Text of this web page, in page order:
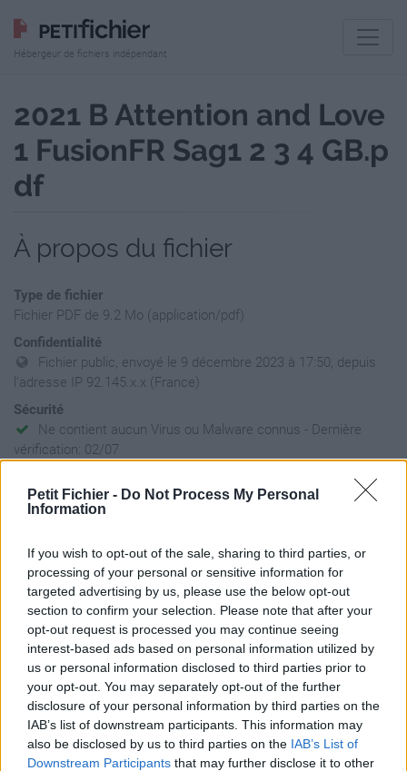
Petit Fichier - Do Not Process My Personal
Information
If you wish to opt-out of the sale, sharing to third parties, or
processing of your personal or sensitive information for
targeted advertising by us, please use the below opt-out
section to confirm your selection. Please note that after your
opt-out request is processed you may continue seeing
interest-based ads based on personal information utilized by
us or personal information disclosed to third parties prior to
your opt-out. You may separately opt-out of the further
disclosure of your personal information by third parties on the
IAB’s list of downstream participants. This information may
also be disclosed by us to third parties on the IAB’s List of
Downstream Participants that may further disclose it to other
Hébergeur de fichiers indépendant
2021 B Attention and Love
1 FusionFR Sag1 2 3 4 GB.p
df
À propos du fichier
Type de fichier
Fichier PDF de 9.2 Mo (application/pdf)
Confidentialité
Fichier public, envoyé le 9 décembre 2023 à 17:50, depuis
l'adresse IP 92.145.x.x (France)
Sécurité
Ne contient aucun Virus ou Malware connus - Dernière
vérification: 02/07
La présente page de téléchargement a été vue 210 fois depuis
l'envoi du fichier
https://www.petit-fichier.fr/2023/12/09/2021-b-attention-and-
love-1-fusionfr-sag1-2-3-4-gb/
Copier
Partager le fichier 2021 B
Attention and Love-1-FusionFR-
Sag1-2-3-4-GB.pdf sur le Web et
les réseaux sociaux: